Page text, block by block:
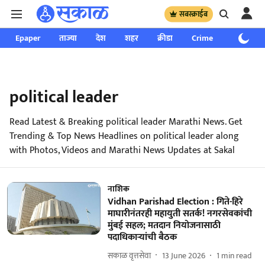
सबस्क्राईब
Epaper ताज्या देश शहर क्रीडा Crime साप्ताहिक
political leader
Read Latest & Breaking political leader Marathi News. Get
Trending & Top News Headlines on political leader along
with Photos, Videos and Marathi News Updates at Sakal
नाशिक
Vidhan Parishad Election : गिते-हिरे
माघारीनंतरही महायुती सतर्क! नगरसेवकांची
मुंबई सहल; मतदान नियोजनासाठी
पदाधिकाऱ्यांची बैठक
सकाळ वृत्तसेवा 13 June 2026 1 min read